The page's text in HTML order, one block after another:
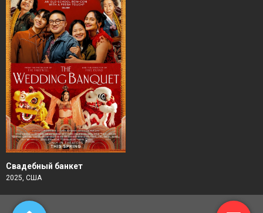
Свадебный банкет
2025, США